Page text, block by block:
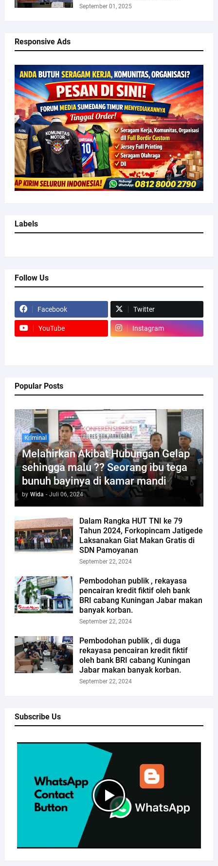
September 01, 2025
Responsive Ads
Labels
Follow Us
Facebook Twitter
YouTube Instagram
Popular Posts
Kriminal
Melahirkan Akibat Hubungan Gelap
sehingga malu ?? Seorang ibu tega
bunuh bayinya di kamar mandi
by Wida - Juli 06, 2024
Dalam Rangka HUT TNI ke 79
Tahun 2024, Forkopincam Jatigede
Laksanakan Giat Makan Gratis di
SDN Pamoyanan
September 22, 2024
Pembodohan publik , rekayasa
pencairan kredit fiktif oleh bank
BRI cabang Kuningan Jabar makan
banyak korban.
September 22, 2024
Pembodohan publik , di duga
rekayasa pencairan kredit fiktif
oleh bank BRI cabang Kuningan
Jabar makan banyak korban.
September 22, 2024
Subscribe Us